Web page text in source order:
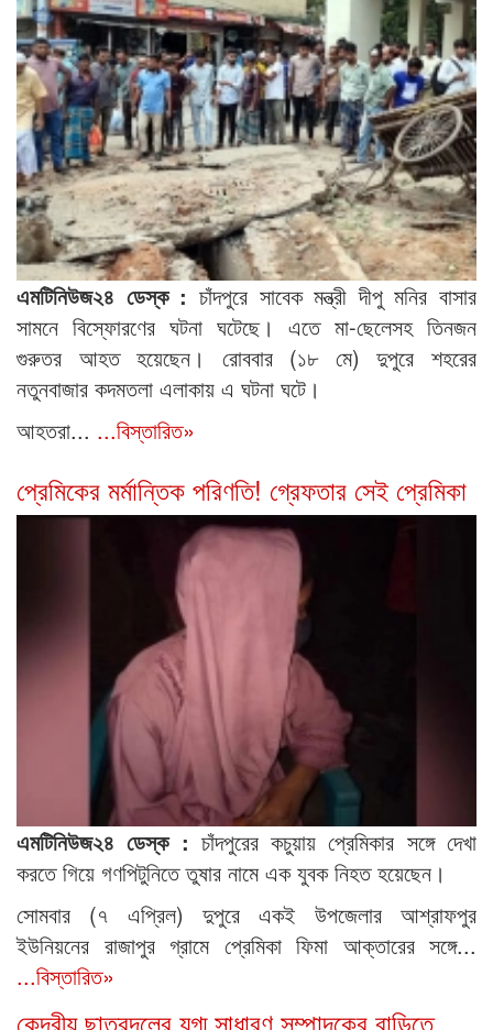
এমটিনিউজ২৪ ডেস্ক : চাঁদপুরে সাবেক মন্ত্রী দীপু মনির বাসার
সামনে বিস্ফোরণের ঘটনা ঘটেছে। এতে মা-ছেলেসহ তিনজন
গুরুতর আহত হয়েছেন। রোববার (১৮ মে) দুপুরে শহরের
নতুনবাজার কদমতলা এলাকায় এ ঘটনা ঘটে।
আহতরা... ...বিস্তারিত»
প্রেমিকের মর্মান্তিক পরিণতি! গ্রেফতার সেই প্রেমিকা
এমটিনিউজ২৪ ডেস্ক : চাঁদপুরের কচুয়ায় প্রেমিকার সঙ্গে দেখা
করতে গিয়ে গণপিটুনিতে তুষার নামে এক যুবক নিহত হয়েছেন।
সোমবার (৭ এপ্রিল) দুপুরে একই উপজেলার আশ্রাফপুর
ইউনিয়নের রাজাপুর গ্রামে প্রেমিকা ফিমা আক্তারের সঙ্গে...
...বিস্তারিত»
কেন্দ্রীয় ছাত্রদলের যুগ্ম সাধারণ সম্পাদকের বাড়িতে